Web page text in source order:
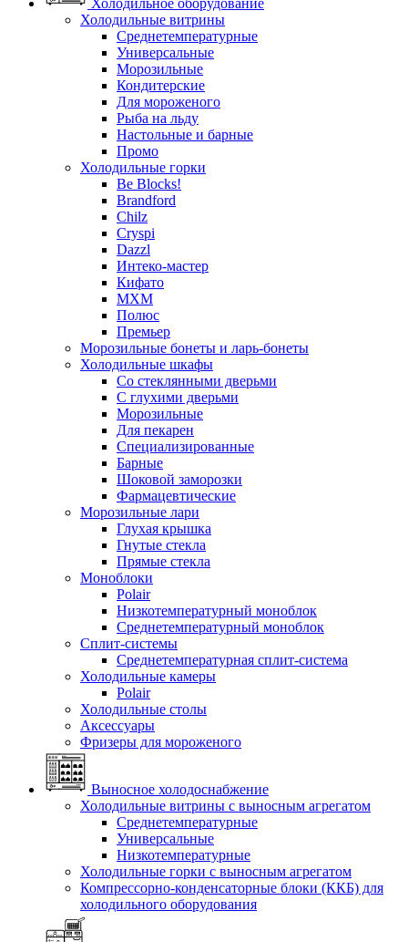
Холодильные витрины
Среднетемпературные
Универсальные
Морозильные
Кондитерские
Для мороженого
Рыба на льду
Настольные и барные
Промо
Холодильные горки
Be Blocks!
Brandford
Chilz
Cryspi
Dazzl
Интеко-мастер
Кифато
МХМ
Полюс
Премьер
Морозильные бонеты и ларь-бонеты
Холодильные шкафы
Со стеклянными дверьми
С глухими дверьми
Морозильные
Для пекарен
Специализированные
Барные
Шоковой заморозки
Фармацевтические
Морозильные лари
Глухая крышка
Гнутые стекла
Прямые стекла
Моноблоки
Polair
Низкотемпературный моноблок
Среднетемпературный моноблок
Сплит-системы
Среднетемпературная сплит-система
Холодильные камеры
Polair
Холодильные столы
Аксессуары
Фризеры для мороженого
Выносное холодоснабжение
Холодильные витрины с выносным агрегатом
Среднетемпературные
Универсальные
Низкотемпературные
Холодильные горки с выносным агрегатом
Компрессорно-конденсаторные блоки (ККБ) для
холодильного оборудования